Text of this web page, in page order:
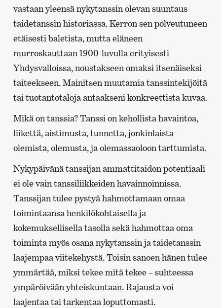
vastaan yleensä nykytanssin olevan suuntaus
taidetanssin historiassa. Kerron sen polveutuneen
etäisesti baletista, mutta eläneen
murroskauttaan 1900-luvulla erityisesti
Yhdysvalloissa, noustakseen omaksi itsenäiseksi
taiteekseen. Mainitsen muutamia tanssintekijöitä
tai tuotantotaloja antaakseni konkreettista kuvaa.
Mikä on tanssia? Tanssi on kehollista havaintoa,
liikettä, aistimusta, tunnetta, jonkinlaista
olemista, olemusta, ja olemassaoloon tarttumista.
Nykypäivänä tanssijan ammattitaidon potentiaali
ei ole vain tanssiliikkeiden havainnoinnissa.
Tanssijan tulee pystyä hahmottamaan omaa
toimintaansa henkilökohtaisella ja
kokemuksellisella tasolla sekä hahmottaa oma
toiminta myös osana nykytanssin ja taidetanssin
laajempaa viitekehystä. Toisin sanoen hänen tulee
ymmärtää, miksi tekee mitä tekee – suhteessa
ympäröivään yhteiskuntaan. Rajausta voi
laajentaa tai tarkentaa loputtomasti.